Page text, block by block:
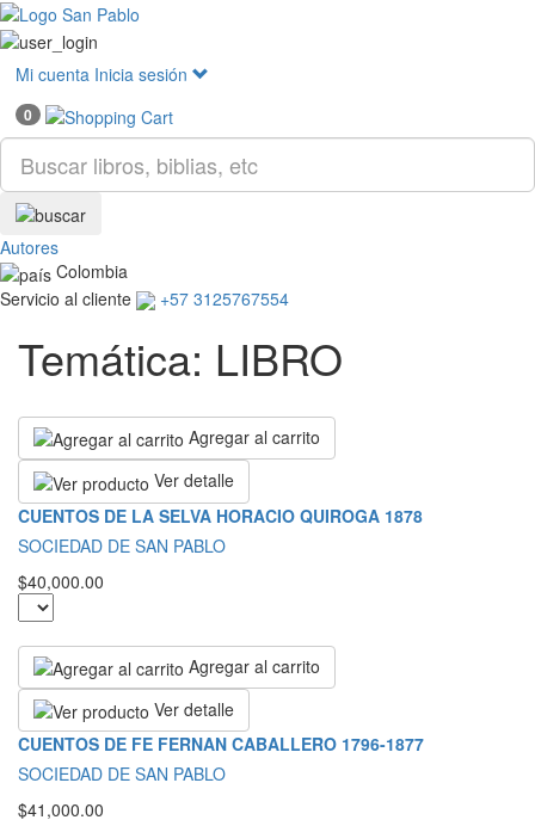
Mi cuenta Inicia sesión
0
Autores
Colombia
Servicio al cliente
+57 3125767554
Temática: LIBRO
Agregar al carrito
Ver detalle
CUENTOS DE LA SELVA HORACIO QUIROGA 1878
SOCIEDAD DE SAN PABLO
$40,000.00
Agregar al carrito
Ver detalle
CUENTOS DE FE FERNAN CABALLERO 1796-1877
SOCIEDAD DE SAN PABLO
$41,000.00